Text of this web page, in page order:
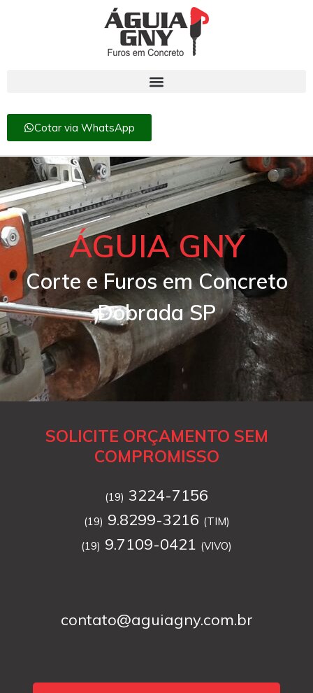
Cotar via WhatsApp
ÁGUIA GNY
Corte e Furos em Concreto
Dobrada SP
SOLICITE ORÇAMENTO SEM
COMPROMISSO
(19) 3224-7156
(19) 9.8299-3216 (TIM)
(19) 9.7109-0421 (VIVO)
contato@aguiagny.com.br